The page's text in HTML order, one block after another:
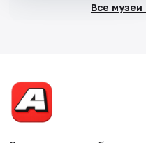
Все музеи